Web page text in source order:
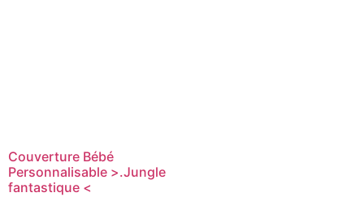
Couverture Bébé
Personnalisable >.Jungle
fantastique <